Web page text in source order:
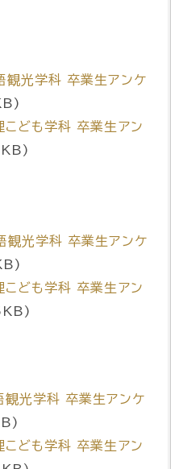
光学科 卒業生アンケ
こども学科 卒業生アン
光学科 卒業生アンケ
こども学科 卒業生アン
光学科 卒業生アンケ
こども学科 卒業生アン